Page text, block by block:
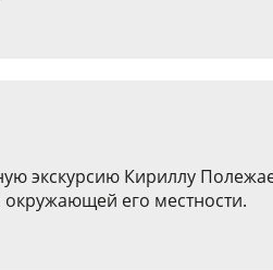
экскурсию Кириллу
окружающей его местности.